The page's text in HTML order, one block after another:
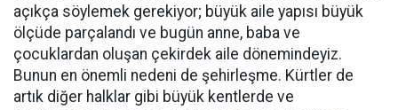
açıkça söylemek gerekiyor; büyük aile yapısı büyük
ölçüde parçalandı ve bugün anne, baba ve
çocuklardan oluşan çekirdek aile dönemindeyiz.
Bunun en önemli nedeni de şehirleşme. Kürtler de
artık diğer halklar gibi büyük kentlerde ve